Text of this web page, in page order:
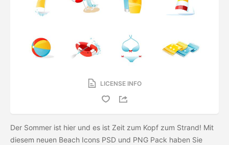
LICENSE INFO
Der Sommer ist hier und es ist Zeit zum Kopf zum Strand! Mit
diesem neuen Beach Icons PSD und PNG Pack haben Sie